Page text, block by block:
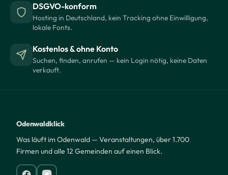
DSGVO-konform
Hosting in Deutschland, kein Tracking ohne Einwilligung,
lokale Fonts.
Kostenlos & ohne Konto
Suchen, finden, anrufen — kein Login nötig, keine Daten
verkauft.
Odenwaldklick
Was läuft im Odenwald — Veranstaltungen, über 1.700
Firmen und alle 12 Gemeinden auf einen Blick.